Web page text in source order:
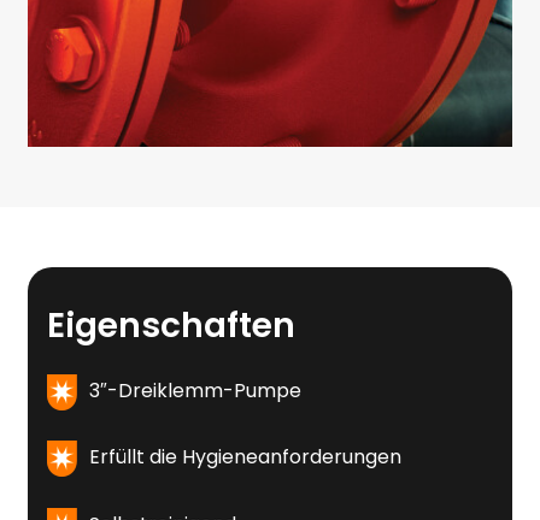
Eigenschaften
3″-Dreiklemm-Pumpe
Erfüllt die Hygieneanforderungen